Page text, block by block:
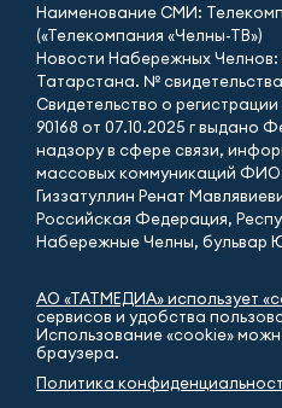
Наименование СМИ:
(«Телекомпания «Челны-ТВ»)
Новости Набережных Челнов:
Татарстана. №
Свидетельство о
90168 от 07.10.2025 г выдано
надзору в сфере связи,
массовых коммуникаций ФИО
Гиззатуллин Ренат
Российская Федерация,
Набережные Челны, бульвар
АО «ТАТМЕДИА» использует
сервисов и удобства
Использование «cookie»
браузера.
Политика